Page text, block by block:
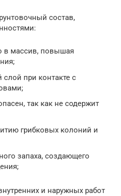
состав,
в массив, повышая
при контакте с
так как не содержит
грибковых колоний и
запаха, создающего
и наружных работ